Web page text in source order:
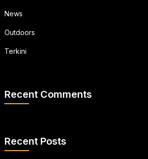
News
Outdoors
Terkini
Recent Comments
Recent Posts